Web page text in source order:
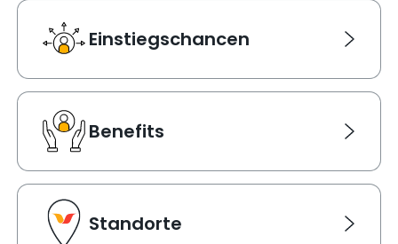
Einstiegschancen
Einstiegschancen
Link Karte für Einstiegschancen. Navigiert zu einer
Benefits
Benefits
Link Karte für Benefits. Navigiert zu einer neuen
Standorte
Standorte
Link Karte für Standorte. Navigiert zu einer neuen